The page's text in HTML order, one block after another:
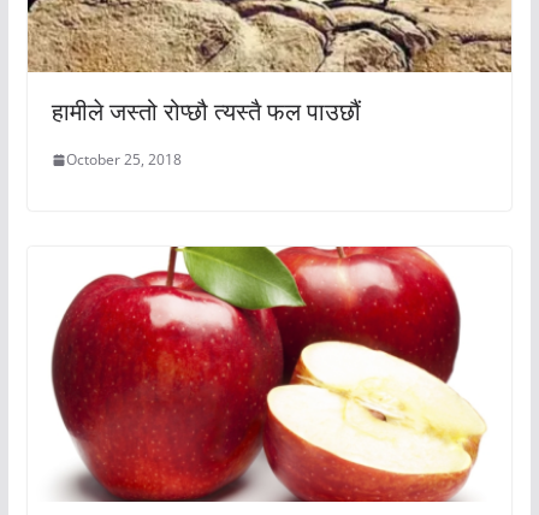
हामीले जस्तो रोप्छौ त्यस्तै फल पाउछौं
October 25, 2018